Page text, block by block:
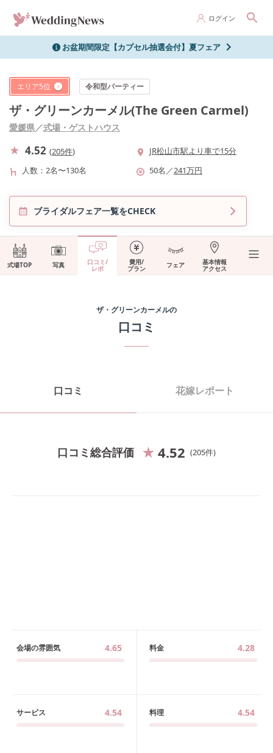
ログイン
お盆期間限定【カプセル抽選会付】夏フェア
エリア5位 令和型パーティー
ザ・グリーンカーメル(The Green Carmel)
愛媛県／式場・ゲストハウス
4.52 (205件)
JR松山市駅より車で15分
人数
2名〜130名 50名 ／241万円
ブライダルフェア一覧をCHECK
式場TOP 写真 口コミ/
レポ
費用/
プラン フェア 基本情報
アクセス
ザ・グリーンカーメルの
口コミ
口コミ 花嫁レポート
口コミ総合評価 4.52 205件
会場の雰囲気 4.65 料金 4.28
サービス 4.54 料理 4.54